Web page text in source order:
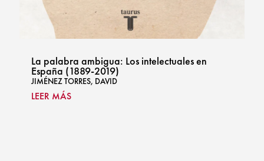
La palabra ambigua: Los intelectuales en
España (1889-2019)
JIMÉNEZ TORRES, DAVID
LEER MÁS